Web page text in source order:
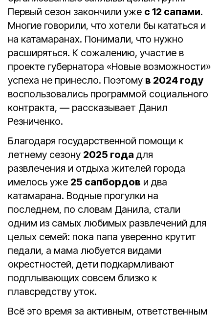
Первый сезон закончили уже с 12 сапами.
Многие говорили, что хотели бы кататься и
на катамаранах. Понимали, что нужно
расширяться. К сожалению, участие в
проекте губернатора «Новые возможности»
успеха не принесло. Поэтому в 2024 году
воспользовались программой социального
контракта, — рассказывает Данил
Резниченко.
Благодаря государственной помощи к
летнему сезону 2025 года для
развлечения и отдыха жителей города
имелось уже 25 сапбордов и два
катамарана. Водные прогулки на
последнем, по словам Данила, стали
одним из самых любимых развлечений для
целых семей: пока папа уверенно крутит
педали, а мама любуется видами
окрестностей, дети подкармливают
подплывающих совсем близко к
плавсредству уток.
Всё это время за активным, ответственным